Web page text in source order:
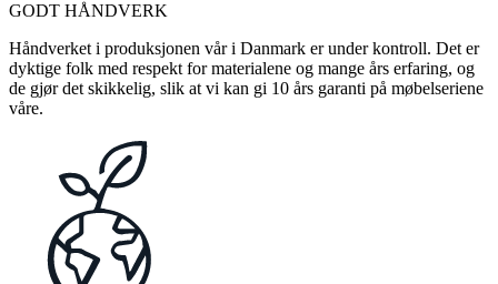
GODT HÅNDVERK
Håndverket i produksjonen vår i Danmark er under kontroll. Det er
dyktige folk med respekt for materialene og mange års erfaring, og
de gjør det skikkelig, slik at vi kan gi 10 års garanti på møbelseriene
våre.